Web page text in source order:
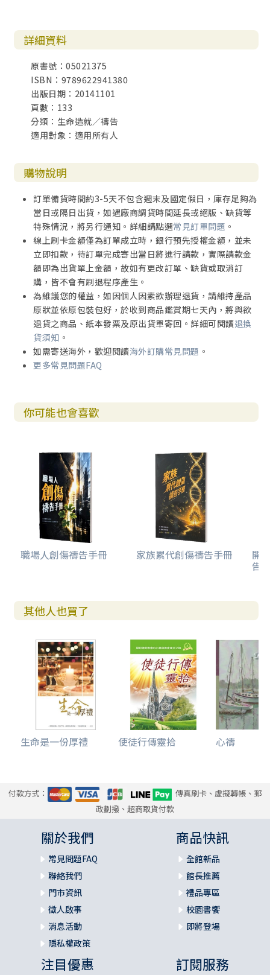
詳細資料
原書號：05021375
ISBN：9789622941380
出版日期：20141101
頁數：133
分類：生命造就／禱告
適用對象：適用所有人
購物說明
訂單備貨時間約3-5天不包含週末及國定假日，庫存足夠為
當日或隔日出貨，如遇廠商調貨時間延長或絕版、缺貨等
特殊情況，將另行通知。詳細請點選常見訂單問題 。
線上刷卡金額僅為訂單成立時，銀行預先授權金額，並未
立即扣款，待訂單完成寄出當日將進行請款，實際請款金
額即為出貨單上金額，故如有更改訂單、缺貨或取消訂
購，皆不會有刷退程序產生。
為維護您的權益，如因個人因素欲辦理退貨，請維持產品
原狀並依原包裝包好，於收到商品鑑賞期七天內，將與欲
退貨之商品、紙本發票及原出貨單寄回。詳細可閱讀退換
貨須知 。
如需寄送海外，歡迎閱讀海外訂購常見問題 。
更多常見問題FAQ
你可能也會喜歡
職場人創傷禱告手冊 家族累代創傷禱告手冊 開
告(
其他人也買了
生命是一份厚禮 使徒行傳靈拾 心禱
付款方式：
傳真刷卡、虛擬轉帳、郵
政劃撥、超商取貨付款
關於我們
常見問題FAQ
聯絡我們
門市資訊
徵人啟事
消息活動
隱私權政策
商品快訊
全館新品
館長推薦
禮品專區
校園書饗
即將登場
注目優惠 訂閱服務